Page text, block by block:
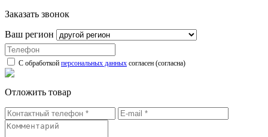
Заказать звонок
Ваш регион
С обработкой персональных данных согласен (согласна)
Отложить товар